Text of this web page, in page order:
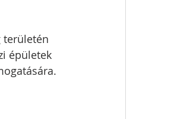
területén
épületek